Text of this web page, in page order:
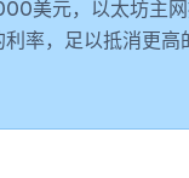
美元，以太坊主
利率，足以抵消更高